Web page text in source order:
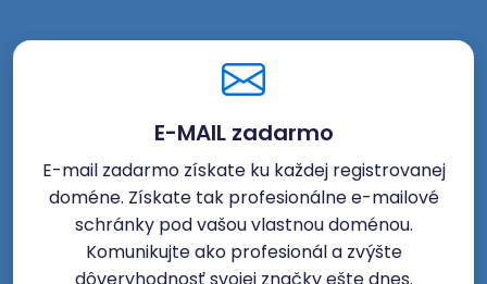
E-MAIL zadarmo
E-mail zadarmo získate ku každej registrovanej
doméne. Získate tak profesionálne e-mailové
schránky pod vašou vlastnou doménou.
Komunikujte ako profesionál a zvýšte